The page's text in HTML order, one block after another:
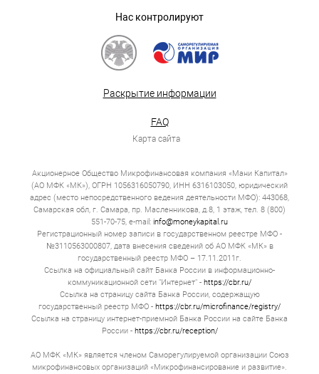
Нас контролируют
Раскрытие информации
FAQ
Карта сайта
Акционерное Общество Микрофинансовая компания «Мани Капитал»
(АО МФК «МК»), ОГРН 1056316050790, ИНН 6316103050, юридический
адрес (место непосредственного ведения деятельности МФО): 443068,
Самарская обл, г. Самара, пр. Масленникова, д.8, 1 этаж, тел. 8 (800)
551-70-75, e-mail: info@moneykapital.ru
Регистрационный номер записи в государственном реестре МФО -
№3110563000807, дата внесения сведений об АО МФК «МК» в
государственный реестр МФО – 17.11.2011г.
Ссылка на официальный сайт Банка России в информационно-
коммуникационной сети "Интернет" - https://cbr.ru/
Ссылка на страницу сайта Банка России, содержащую
государственный реестр МФО - https://cbr.ru/microfinance/registry/
Ссылка на страницу интернет-приемной Банка России на сайте Банка
России - https://cbr.ru/reception/
АО МФК «МК» является членом Саморегулируемой организации Союз
микрофинансовых организаций «Микрофинансирование и развитие».